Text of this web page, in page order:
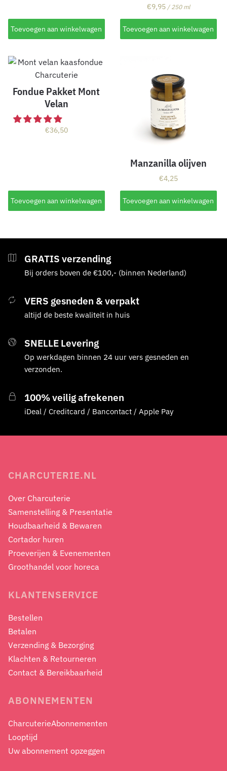
Toevoegen aan winkelwagen
€9,95/ 250 ml
Toevoegen aan winkelwagen
Fondue Pakket Mont
Velan
€36,50
Toevoegen aan winkelwagen
Manzanilla olijven
€4,25
Toevoegen aan winkelwagen
GRATIS verzending
Bij orders boven de €100,- (binnen Nederland)
VERS gesneden & verpakt
altijd de beste kwaliteit in huis
SNELLE Levering
Op werkdagen binnen 24 uur vers gesneden en
verzonden.
100% veilig afrekenen
iDeal / Creditcard / Bancontact / Apple Pay
CHARCUTERIE.NL
Over Charcuterie
Samenstelling & Presentatie
Houdbaarheid & Bewaren
Cortador huren
Proeverijen & Evenementen
Groothandel voor horeca
KLANTENSERVICE
Bestellen
Betalen
Verzending & Bezorging
Klachten & Retourneren
Contact & Bereikbaarheid
ABONNEMENTEN
CharcuterieAbonnementen
Looptijd
Uw abonnement opzeggen